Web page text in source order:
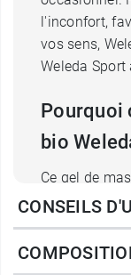
l'inconfort,
vos sens,
Weleda
Pourquoi
bio
Ce gel de
d'ingrédients
après l'effort
CONSEILS